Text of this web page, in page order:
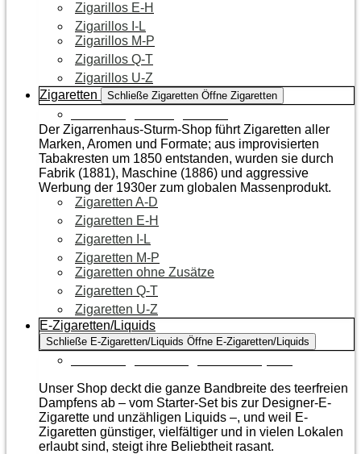
Zigarillos E-H
Zigarillos I-L
Zigarillos M-P
Zigarillos Q-T
Zigarillos U-Z
Zigaretten
Schließe Zigaretten Öffne Zigaretten
Der Zigarrenhaus-Sturm-Shop führt Zigaretten aller
Marken, Aromen und Formate; aus improvisierten
Tabakresten um 1850 entstanden, wurden sie durch
Fabrik (1881), Maschine (1886) und aggressive
Werbung der 1930er zum globalen Massenprodukt.
Zigaretten A-D
Zigaretten E-H
Zigaretten I-L
Zigaretten M-P
Zigaretten ohne Zusätze
Zigaretten Q-T
Zigaretten U-Z
E-Zigaretten/Liquids
Schließe E-Zigaretten/Liquids Öffne E-Zigaretten/Liquids
Unser Shop deckt die ganze Bandbreite des teerfreien
Dampfens ab – vom Starter-Set bis zur Designer-E-
Zigarette und unzähligen Liquids –, und weil E-
Zigaretten günstiger, vielfältiger und in vielen Lokalen
erlaubt sind, steigt ihre Beliebtheit rasant.